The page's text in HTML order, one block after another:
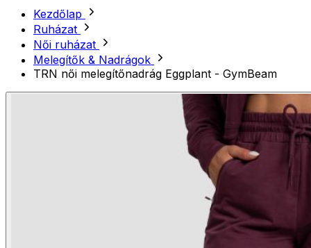
Kezdőlap
Ruházat
Női ruházat
Melegítők & Nadrágok
TRN női melegítőnadrág Eggplant - GymBeam